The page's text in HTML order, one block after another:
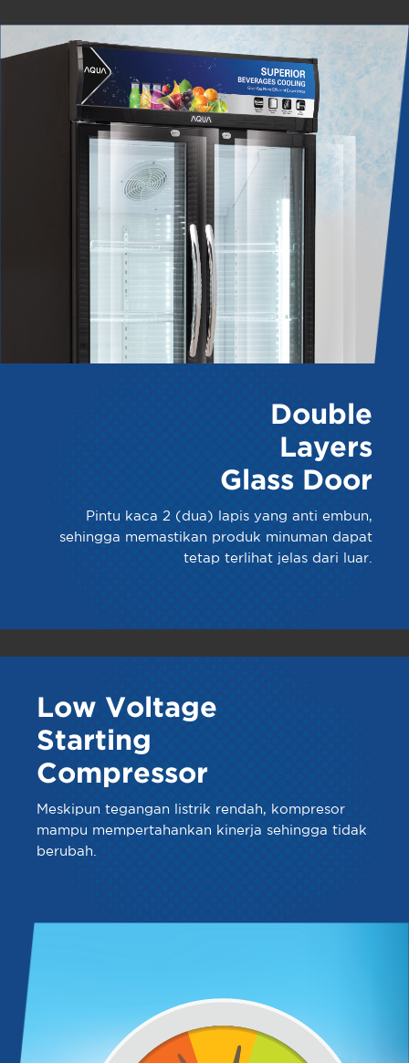
Double
Layers
Glass Door
Pintu kaca 2 (dua) lapis yang anti embun,
sehingga memastikan produk minuman dapat
tetap terlihat jelas dari luar.
Low Voltage
Starting
Compressor
Meskipun tegangan listrik rendah, kompresor
mampu mempertahankan kinerja sehingga tidak
berubah.